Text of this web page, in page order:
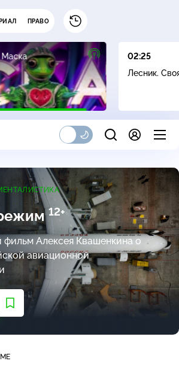
ПРАВО
Маска
12+
02:25
Лесник.
12+
фильм Алексея Квашенкина о
авиационной